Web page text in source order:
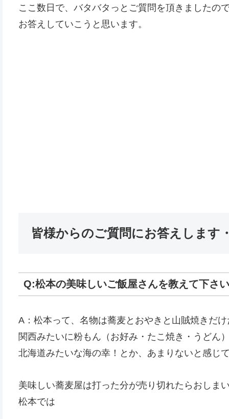
ここ数日で、バタバタっとご質問を頂きましたの
お答えしていこうと思います。
皆様からのご質問にお答えします
Q:松本の美味しいご飯屋さんを教えて下さい
A：松本って、名物は蕎麦とおやきと山賊焼きだ
関西みたいに粉もん（お好み・たこ焼き・うどん
北海道みたいな海の幸！とか、あまりないと感じ
美味しい蕎麦屋は打った分が売り切れたらおしま
松本では